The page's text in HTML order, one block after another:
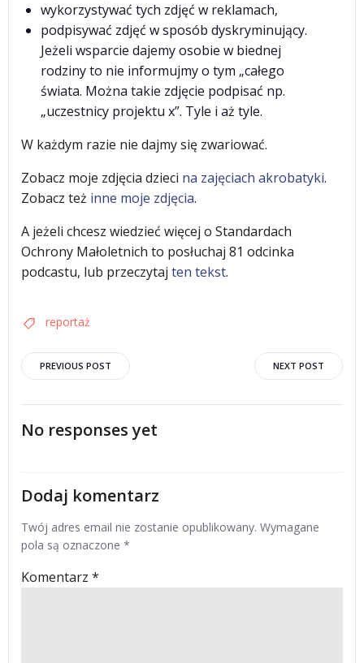
wykorzystywać tych zdjęć w reklamach,
podpisywać zdjęć w sposób dyskryminujący.
Jeżeli wsparcie dajemy osobie w biednej
rodziny to nie informujmy o tym „całego
świata. Można takie zdjęcie podpisać np.
„uczestnicy projektu x”. Tyle i aż tyle.
W każdym razie nie dajmy się zwariować.
Zobacz moje zdjęcia dzieci na zajęciach akrobatyki.
Zobacz też inne moje zdjęcia.
A jeżeli chcesz wiedzieć więcej o Standardach
Ochrony Małoletnich to posłuchaj 81 odcinka
podcastu, lub przeczytaj ten tekst.
reportaż
Post
navigation
PREVIOUS POST
navigation
NEXT POST
No responses yet
Dodaj komentarz
Twój adres email nie zostanie opublikowany. Wymagane
pola są oznaczone *
Komentarz *